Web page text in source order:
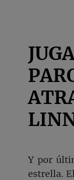
Y por
estrella.